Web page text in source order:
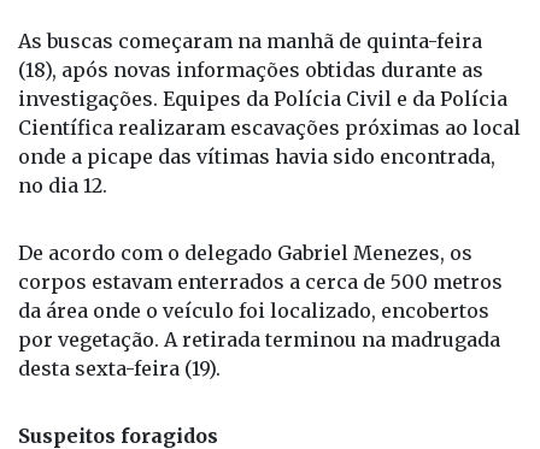
As buscas começaram na manhã de quinta-feira
(18), após novas informações obtidas durante as
investigações. Equipes da Polícia Civil e da Polícia
Científica realizaram escavações próximas ao local
onde a picape das vítimas havia sido encontrada,
no dia 12.
De acordo com o delegado Gabriel Menezes, os
corpos estavam enterrados a cerca de 500 metros
da área onde o veículo foi localizado, encobertos
por vegetação. A retirada terminou na madrugada
desta sexta-feira (19).
Suspeitos foragidos